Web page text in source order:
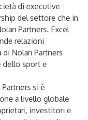
di executive
del settore che in
Partners. Excel
relazioni
Nolan Partners
dello sport e
si è
a livello globale
investitori e